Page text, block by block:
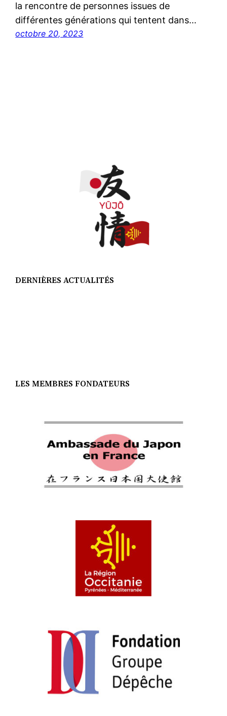
la rencontre de personnes issues de
différentes générations qui tentent dans…
octobre 20, 2023
DERNIÈRES ACTUALITÉS
LES MEMBRES FONDATEURS